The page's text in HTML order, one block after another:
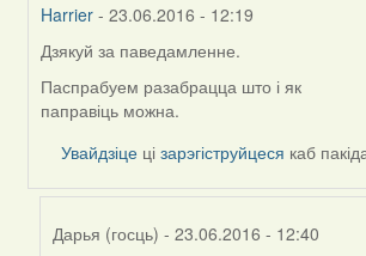
Harrier - 23.06.2016 - 12:19
In
reply
to
Viachaslav
Gruzdov
Дзякуй за паведамленне.
Паспрабуем разабрацца што і як
паправіць можна.
Увайдзіце цізарэгіструйцеся каб
Дарья (госць) - 23.06.2016 - 12:40